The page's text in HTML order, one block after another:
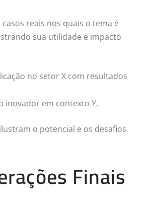
reais nos quais o tema é
sua utilidade e impacto
no setor X com resultados
inovador em contexto Y.
o potencial e os desafios
Finais